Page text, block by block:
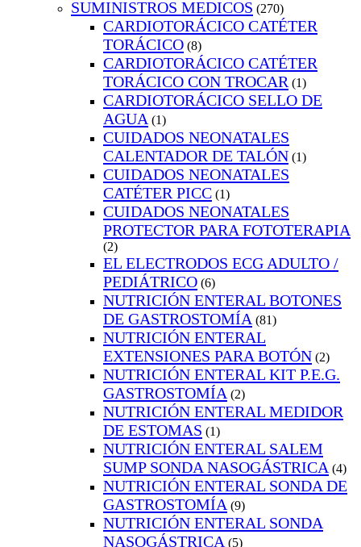
SUMINISTROS MEDICOS (270)
CARDIOTORÁCICO CATÉTER
TORÁCICO (8)
CARDIOTORÁCICO CATÉTER
TORÁCICO CON TROCAR (1)
CARDIOTORÁCICO SELLO DE
AGUA (1)
CUIDADOS NEONATALES
CALENTADOR DE TALÓN (1)
CUIDADOS NEONATALES
CATÉTER PICC (1)
CUIDADOS NEONATALES
PROTECTOR PARA FOTOTERAPIA
(2)
EL ELECTRODOS ECG ADULTO /
PEDIÁTRICO (6)
NUTRICIÓN ENTERAL BOTONES
DE GASTROSTOMÍA (81)
NUTRICIÓN ENTERAL
EXTENSIONES PARA BOTÓN (2)
NUTRICIÓN ENTERAL KIT P.E.G.
GASTROSTOMÍA (2)
NUTRICIÓN ENTERAL MEDIDOR
DE ESTOMAS (1)
NUTRICIÓN ENTERAL SALEM
SUMP SONDA NASOGÁSTRICA (4)
NUTRICIÓN ENTERAL SONDA DE
GASTROSTOMÍA (9)
NUTRICIÓN ENTERAL SONDA
NASOGÁSTRICA (5)